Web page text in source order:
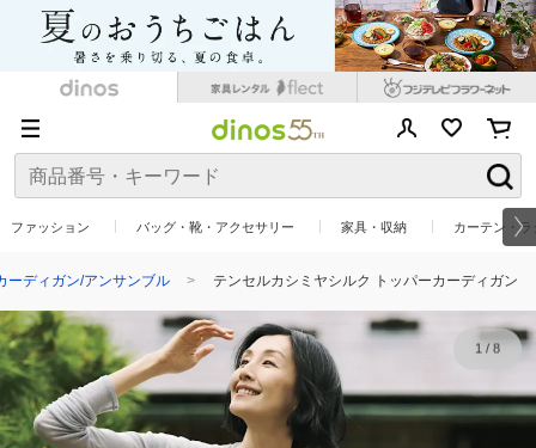
ファッション バッグ・靴・アクセサリー 家具・収納 カーテン・
ーディガン/アンサンブル テンセルカシミヤシルク トッパーカーディガン
1/ 8